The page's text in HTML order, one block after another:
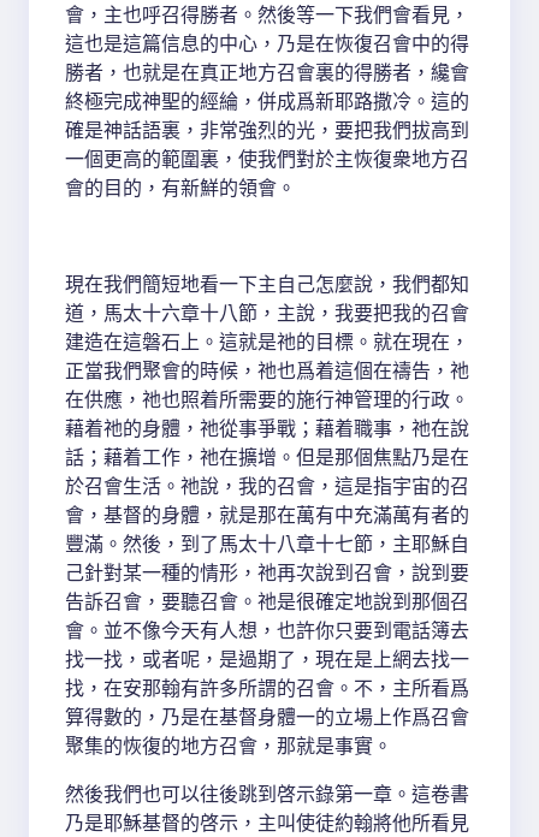
會，主也呼召得勝者。然後等一下我們會看見，
這也是這篇信息的中心，乃是在恢復召會中的得
勝者，也就是在真正地方召會裏的得勝者，纔會
終極完成神聖的經綸，併成爲新耶路撒冷。這的
確是神話語裏，非常強烈的光，要把我們拔高到
一個更高的範圍裏，使我們對於主恢復衆地方召
會的目的，有新鮮的領會。
現在我們簡短地看一下主自己怎麼說，我們都知
道，馬太十六章十八節，主說，我要把我的召會
建造在這磐石上。這就是祂的目標。就在現在，
正當我們聚會的時候，祂也爲着這個在禱告，祂
在供應，祂也照着所需要的施行神管理的行政。
藉着祂的身體，祂從事爭戰；藉着職事，祂在說
話；藉着工作，祂在擴增。但是那個焦點乃是在
於召會生活。祂說，我的召會，這是指宇宙的召
會，基督的身體，就是那在萬有中充滿萬有者的
豐滿。然後，到了馬太十八章十七節，主耶穌自
己針對某一種的情形，祂再次說到召會，說到要
告訴召會，要聽召會。祂是很確定地說到那個召
會。並不像今天有人想，也許你只要到電話簿去
找一找，或者呢，是過期了，現在是上網去找一
找，在安那翰有許多所謂的召會。不，主所看爲
算得數的，乃是在基督身體一的立場上作爲召會
聚集的恢復的地方召會，那就是事實。
然後我們也可以往後跳到啓示錄第一章。這卷書
乃是耶穌基督的啓示，主叫使徒約翰將他所看見